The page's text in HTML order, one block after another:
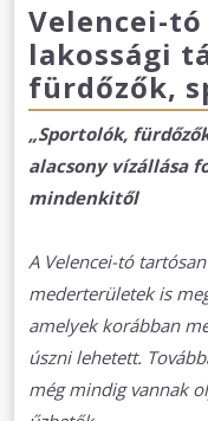
Velencei-
lakossági
fürdőzők,
„Sportolók,
alacsony vízállása
mindenkitől
A Velencei-tó
mederterületek is
amelyek korábban
úszni lehetett.
még mindig vannak